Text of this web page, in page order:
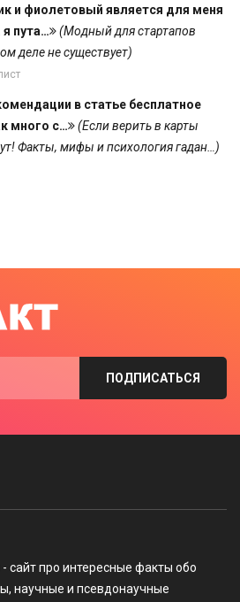
и фиолетовый является для меня
пута…
(Модный для стартапов
деле не существует)
в статье бесплатное
много с…
(Если верить в карты
Факты, мифы и психология гадан…)
ПОДПИСАТЬСЯ
сайт про интересные факты обо
научные и псевдонаучные